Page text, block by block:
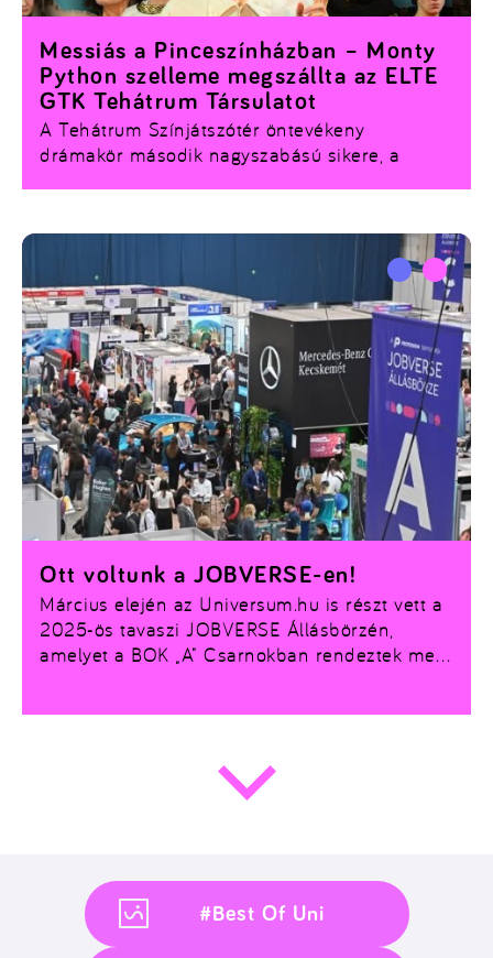
A Tehátrum Színjátszótér öntevékeny
drámakör második nagyszabású sikere, a
támogatásával valósult meg. A teltházas
Pinceszínházban.
Messiás a Pinceszínházban – Monty
Python szelleme megszállta az ELTE
GTK Tehátrum Társulatot
Március elején az Universum.hu is részt vett a
2025-ös tavasziJOBVERSE Állásbörzén
amelyet a BOK „A” Csarnokban rendeztek meg.
Ott voltunk a JOBVERSE-en!
#Best Of Uni